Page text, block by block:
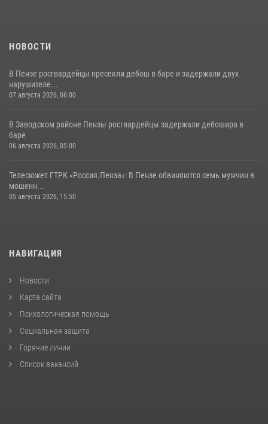
НОВОСТИ
В Пензе росгвардейцы пресекли дебош в баре и задержали двух
нарушителе...
07 августа 2026, 06:00
В Заводском районе Пензы росгвардейцы задержали дебошира в
баре
06 августа 2026, 05:00
Телесюжет ГТРК «Россия.Пенза»: В Пензе обвиняются семь мужчин в
мошенн...
05 августа 2026, 15:50
НАВИГАЦИЯ
Новости
Карта сайта
Психологическая помощь
Социальная защита
Горячие линии
Список вакансий